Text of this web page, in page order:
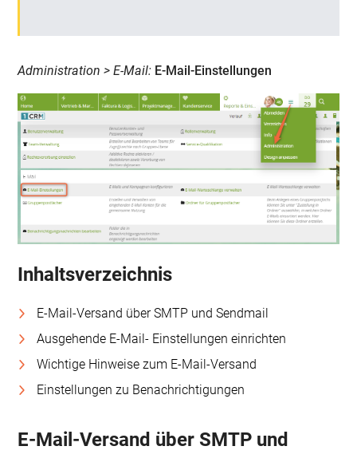
Administration > E-Mail: E-Mail-Einstellungen
Inhaltsverzeichnis
E-Mail-Versand über SMTP und Sendmail
Ausgehende E-Mail- Einstellungen einrichten
Wichtige Hinweise zum E-Mail-Versand
Einstellungen zu Benachrichtigungen
E-Mail-Versand über SMTP und